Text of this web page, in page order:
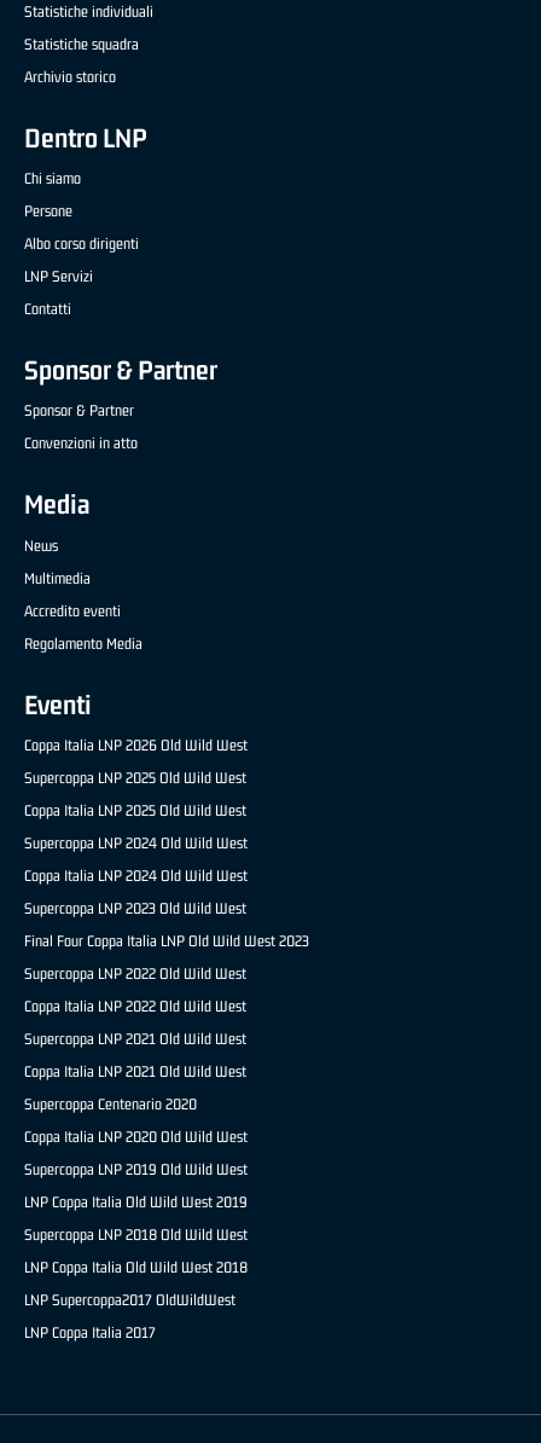
Statistiche individuali
Statistiche squadra
Archivio storico
Dentro LNP
Chi siamo
Persone
Albo corso dirigenti
LNP Servizi
Contatti
Sponsor & Partner
Sponsor & Partner
Convenzioni in atto
Media
News
Multimedia
Accredito eventi
Regolamento Media
Eventi
Coppa Italia LNP 2026 Old Wild West
Supercoppa LNP 2025 Old Wild West
Coppa Italia LNP 2025 Old Wild West
Supercoppa LNP 2024 Old Wild West
Coppa Italia LNP 2024 Old Wild West
Supercoppa LNP 2023 Old Wild West
Final Four Coppa Italia LNP Old Wild West 2023
Supercoppa LNP 2022 Old Wild West
Coppa Italia LNP 2022 Old Wild West
Supercoppa LNP 2021 Old Wild West
Coppa Italia LNP 2021 Old Wild West
Supercoppa Centenario 2020
Coppa Italia LNP 2020 Old Wild West
Supercoppa LNP 2019 Old Wild West
LNP Coppa Italia Old Wild West 2019
Supercoppa LNP 2018 Old Wild West
LNP Coppa Italia Old Wild West 2018
LNP Supercoppa2017 OldWildWest
LNP Coppa Italia 2017